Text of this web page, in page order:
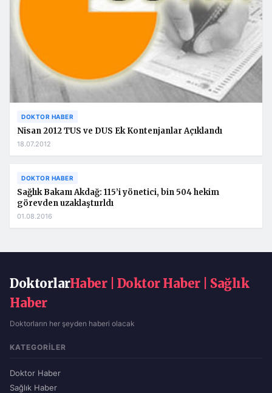
DOKTOR HABER
Nisan 2012 TUS ve DUS Ek Kontenjanlar Açıklandı
18.07.2012
DOKTOR HABER
Sağlık Bakanı Akdağ: 115’i yönetici, bin 504 hekim
görevden uzaklaştıırldı
01.08.2016
DoktorlarHaber | Doktor Haber | Sağlık
Haber
Doktorların her şeyden haberi olacak
KATEGORILER
Doktor Haber
Sağlık Haber